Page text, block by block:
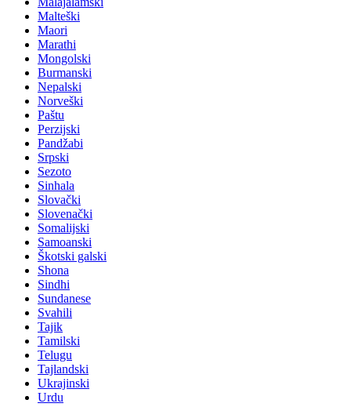
Malteški
Maori
Marathi
Mongolski
Burmanski
Nepalski
Norveški
Paštu
Perzijski
Pandžabi
Srpski
Sezoto
Sinhala
Slovački
Slovenački
Somalijski
Samoanski
Škotski galski
Shona
Sindhi
Sundanese
Svahili
Tajik
Tamilski
Telugu
Tajlandski
Ukrajinski
Urdu